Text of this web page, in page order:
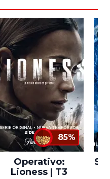
85%
Operativo:
Lioness | T3